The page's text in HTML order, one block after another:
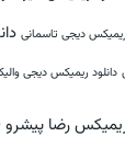
ریمیکس دیجی تاسمانی
دانلود ریمیکس دیجی
ریمیکس رضا پیشرو